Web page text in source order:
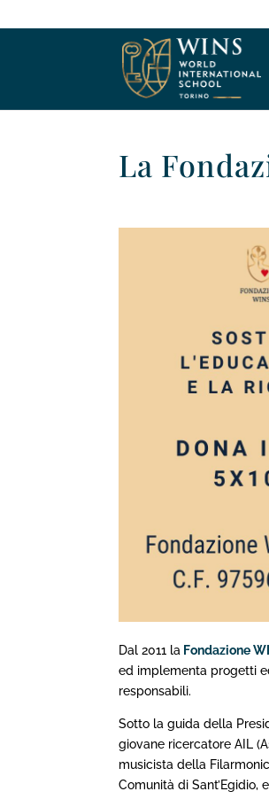
La
Dal 2011 la Fondazione
ed implementa progetti
responsabili.
Sotto la guida della
giovane ricercatore AIL
musicista della
Comunità di